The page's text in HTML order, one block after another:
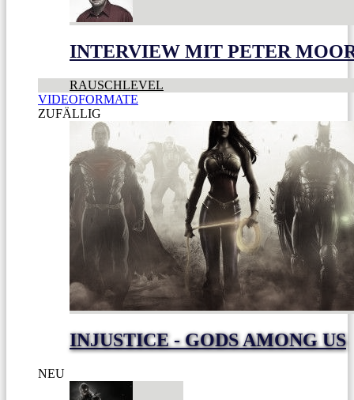
INTERVIEW MIT PETER
RAUSCHLEVEL
VIDEOFORMATE
ZUFÄLLIG
INJUSTICE - GODS AMONG US
NEU